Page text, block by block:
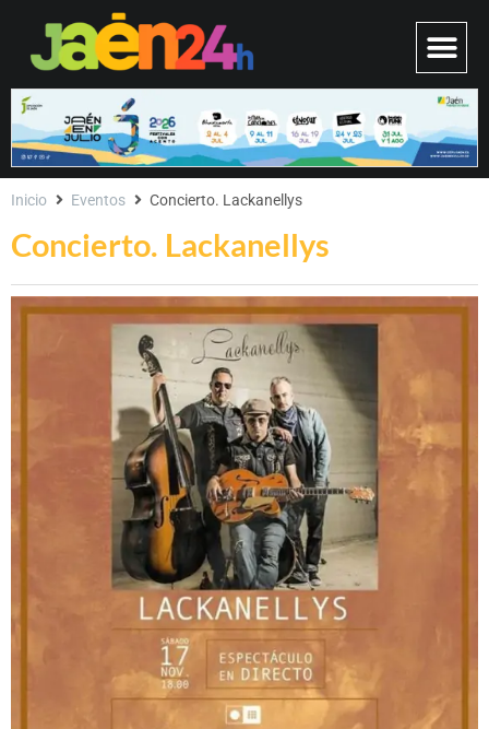
Concierto. Lackanellys
Inicio Eventos Concierto. Lackanellys